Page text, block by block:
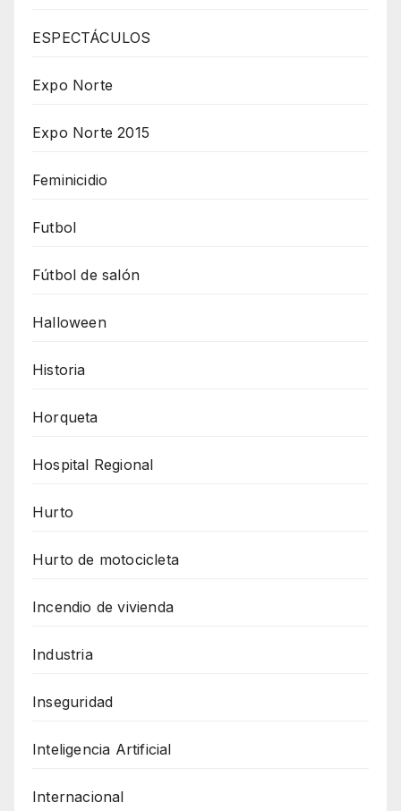
ESPECTÁCULOS
Expo Norte
Expo Norte 2015
Feminicidio
Futbol
Fútbol de salón
Halloween
Historia
Horqueta
Hospital Regional
Hurto
Hurto de motocicleta
Incendio de vivienda
Industria
Inseguridad
Inteligencia Artificial
Internacional